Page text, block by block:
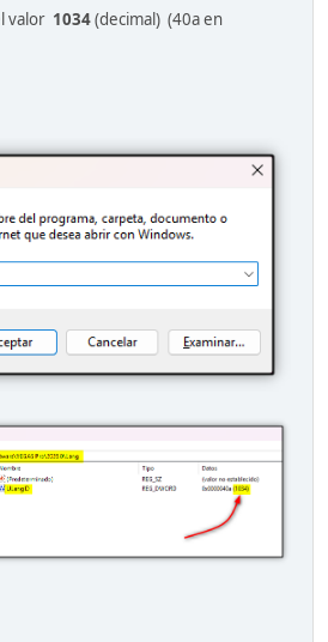
valor 1034(decimal) (40a en